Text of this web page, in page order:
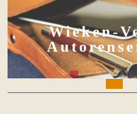
to
content
Wieken-